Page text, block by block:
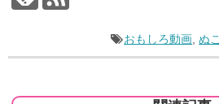
おもしろ動画 ,ぬこ